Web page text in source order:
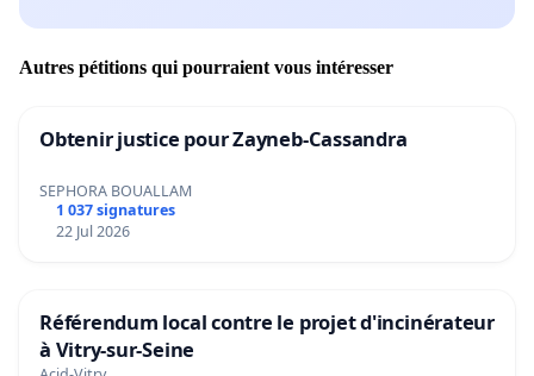
Autres pétitions qui pourraient vous intéresser
Obtenir justice pour Zayneb-Cassandra
SEPHORA BOUALLAM
1 037 signatures
22 Jul 2026
Référendum local contre le projet d'incinérateur
à Vitry-sur-Seine